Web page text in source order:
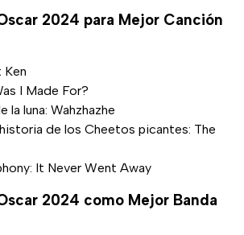
2024 para Mejor Canción
Ken
I Made For?
la luna: Wahzhazhe
de los Cheetos picantes: The
It Never Went Away
2024 como Mejor Banda